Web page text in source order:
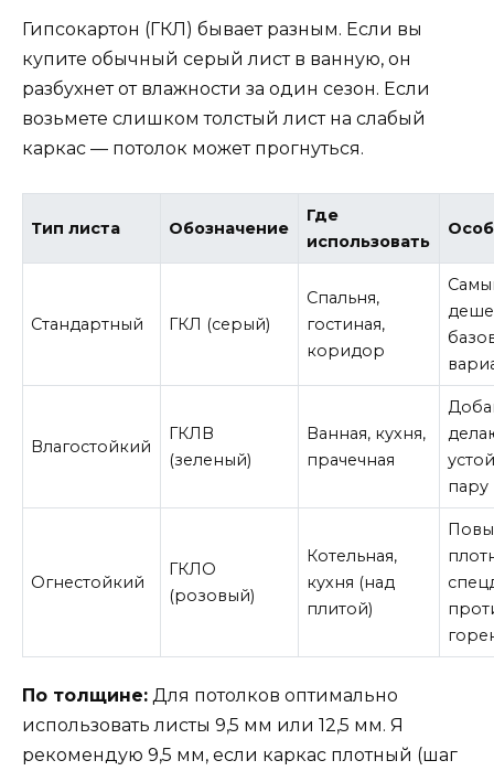
Гипсокартон (ГКЛ) бывает разным. Если вы
купите обычный серый лист в ванную, он
разбухнет от влажности за один сезон. Если
возьмете слишком толстый лист на слабый
каркас — потолок может прогнуться.
Тип листа Обозначение
Где
использовать
Стандартный ГКЛ (серый)
Спальня,
гостиная,
коридор
Влагостойкий
ГКЛВ
(зеленый)
Ванная, кухня,
прачечная
пару
Огнестойкий
ГКЛО
(розовый)
Котельная,
кухня (над
плитой)
По толщине: Для потолков оптимально
использовать листы 9,5 мм или 12,5 мм. Я
рекомендую 9,5 мм, если каркас плотный (шаг